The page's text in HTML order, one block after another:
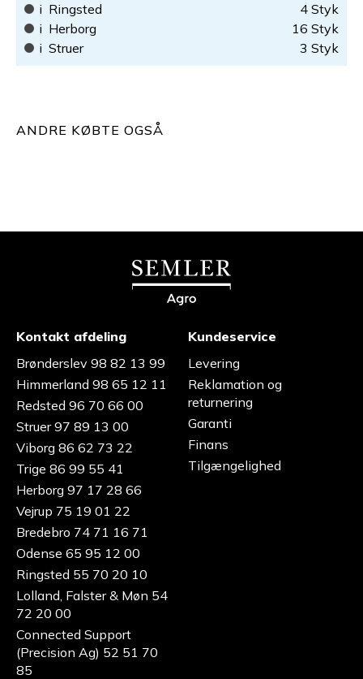
i Ringsted 4 Styk
i Herborg 16 Styk
i Struer 3 Styk
ANDRE KØBTE OGSÅ
Kontakt afdeling
Brønderslev 98 82 13 99
Himmerland 98 65 12 11
Redsted 96 70 66 00
Struer 97 89 13 00
Viborg 86 62 73 22
Trige 86 99 55 41
Herborg 97 17 28 66
Vejrup 75 19 01 22
Bredebro 74 71 16 71
Odense 65 95 12 00
Ringsted 55 70 20 10
Lolland, Falster & Møn 54
72 20 00
Connected Support
(Precision Ag) 52 51 70
85
Kundeservice
Levering
Reklamation og
returnering
Garanti
Finans
Tilgængelighed